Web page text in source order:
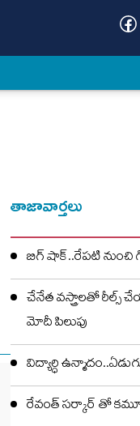
తాజావార్తలు
బిగ్ షాక్..రేపటి నుంచి
చేనేత వస్త్రాలతో రీల్స్
మోదీ పిలుపు
విద్యార్ధి
రేవంత్ సర్కార్ తో